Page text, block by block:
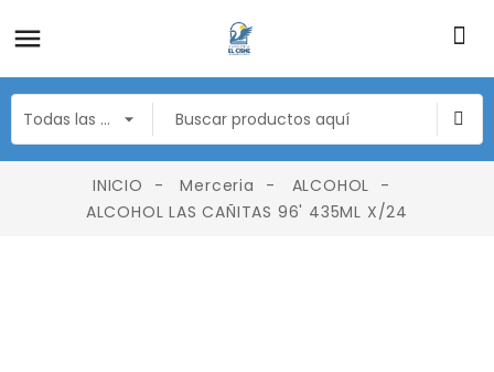
INICIO Merceria
ALCOHOL
ALCOHOL LAS CAÑITAS 96' 435ML X/24